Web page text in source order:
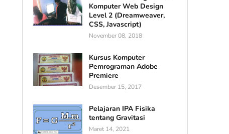
Komputer Web Design
Level 2 (Dreamweaver,
CSS, Javascript)
November 08, 2018
Kursus Komputer
Pemrograman Adobe
Premiere
Desember 15, 2017
Pelajaran IPA Fisika
tentang Gravitasi
Maret 14, 2021